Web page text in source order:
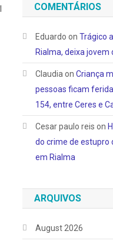
COMENTÁRIOS
Eduardo onTrágico
Rialma, deixa
Claudia onCriança
pessoas ficam
154, entre Ceres e
Cesar paulo reis on
do crime de estupro
em Rialma
ARQUIVOS
August 2026